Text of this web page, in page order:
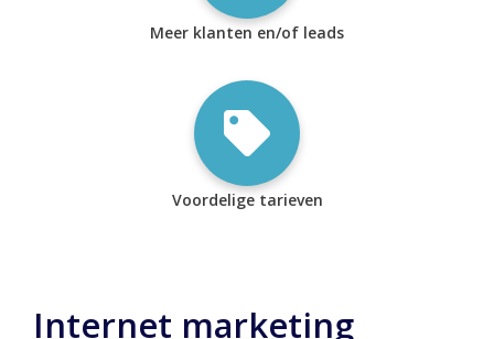
Meer klanten en/of leads
Voordelige tarieven
Internet marketing